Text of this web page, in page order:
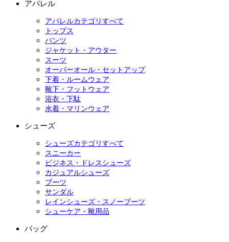
アパレル
アパレルカテゴリすべて
トップス
パンツ
ジャケット・アウター
スーツ
オーバーオール・セットアップ
下着・ルームウェア
靴下・フットウェア
浴衣・下駄
水着・マリンウェア
シューズ
シューズカテゴリすべて
スニーカー
ビジネス・ドレスシューズ
カジュアルシューズ
ブーツ
サンダル
レインシューズ・スノーブーツ
シューケア・靴用品
バッグ